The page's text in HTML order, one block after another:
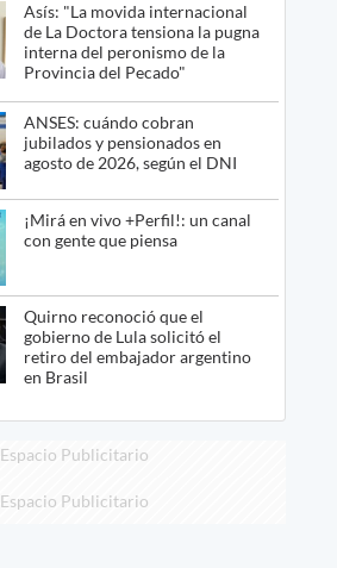
Asís: "La movida internacional
de La Doctora tensiona la pugna
interna del peronismo de la
Provincia del Pecado"
ANSES: cuándo cobran
jubilados y pensionados en
agosto de 2026, según el DNI
¡Mirá en vivo +Perfil!: un canal
con gente que piensa
Quirno reconoció que el
gobierno de Lula solicitó el
retiro del embajador argentino
en Brasil
Espacio Publicitario
Espacio Publicitario